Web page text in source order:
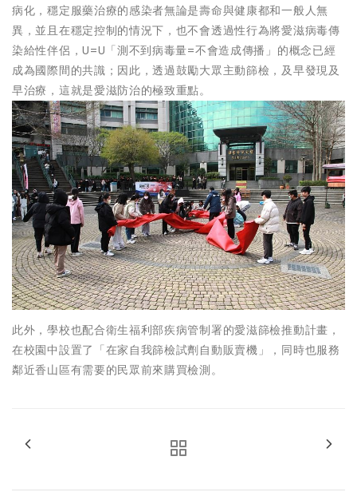
病化，穩定服藥治療的感染者無論是壽命與健康都和一般人無
異，並且在穩定控制的情況下，也不會透過性行為將愛滋病毒傳
染給性伴侶，U=U「測不到病毒量=不會造成傳播」的概念已經
成為國際間的共識；因此，透過鼓勵大眾主動篩檢，及早發現及
早治療，這就是愛滋防治的極致重點。
此外，學校也配合衛生福利部疾病管制署的愛滋篩檢推動計畫，
在校園中設置了「在家自我篩檢試劑自動販賣機」，同時也服務
鄰近香山區有需要的民眾前來購買檢測。